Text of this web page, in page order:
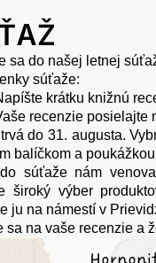
sa do našej letnej
súťaže:
krátku knižnú
recenzie posielajte
do 31. augusta.
balíčkom a
súťaže nám
široký výber
ju na námestí v
sa na vaše recenzie a